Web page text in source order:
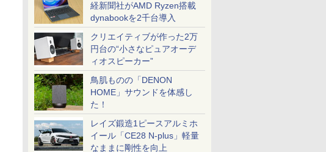
経新聞社がAMD Ryzen搭載
dynabookを2千台導入
クリエイティブが作った2万
円台の“小さなピュアオーデ
ィオスピーカー”
鳥肌ものの「DENON
HOME」サウンドを体感し
た！
レイズ鍛造1ピースアルミホ
イール「CE28 N-plus」軽量
なままに剛性を向上